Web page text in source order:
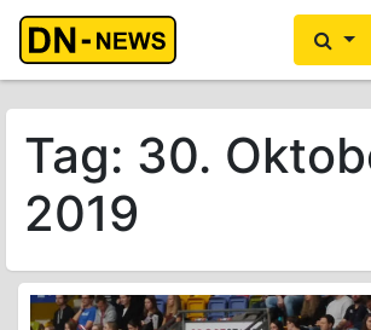
Ihre Anzeige hier? Jetzt
Tag: 30.
2019